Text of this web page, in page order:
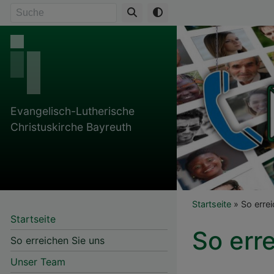
Direkt
Inhalt
Evangelisch-Lutherische
Christuskirche Bayreuth
Startseite
So erreichen Sie uns
Unser Team
Startseite So
So